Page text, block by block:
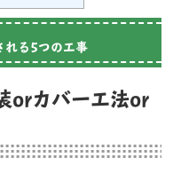
れる5つの工事
orカバー工法or